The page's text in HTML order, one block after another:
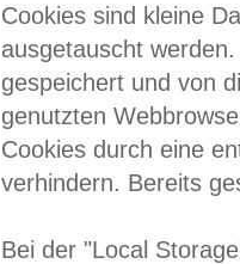
Cookies sind kleine
ausgetauscht
gespeichert und von
genutzten
Cookies durch eine
verhindern. Bereits
Bei der "Local